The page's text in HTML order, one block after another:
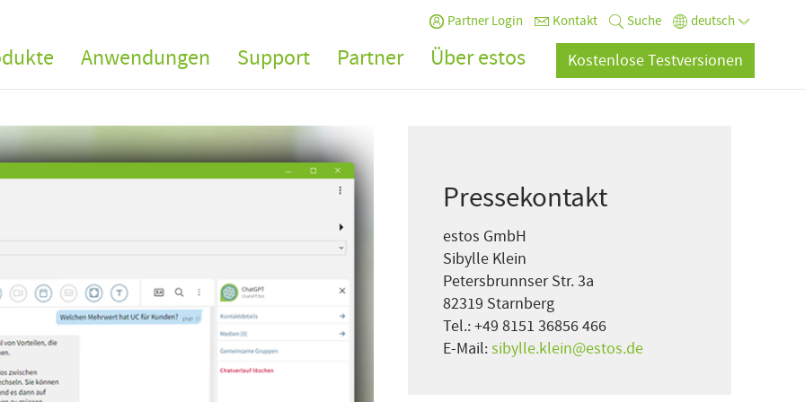
Partner Login Kontakt Suche deutsch
Anwendungen Support Partner Über estos Kostenlose Testversionen
Pressekontakt
estos GmbH
Sibylle Klein
Petersbrunnser Str. 3a
82319 Starnberg
Tel.: +49 8151 36856 466
E-Mail:sibylle.klein@estos.de